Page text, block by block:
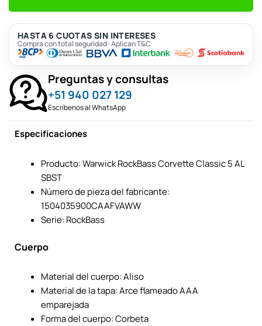
HASTA 6 CUOTAS SIN INTERESES
Compra con total seguridad · Aplican T&C
Preguntas y consultas
+51 940 027 129
Escríbenos al WhatsApp
Especificaciones
Producto: Warwick RockBass Corvette Classic 5 AL
SBST
Número de pieza del fabricante:
1504035900CAAFVAWW
Serie: RockBass
Cuerpo
Material del cuerpo: Aliso
Material de la tapa: Arce flameado AAA
emparejada
Forma del cuerpo: Corbeta